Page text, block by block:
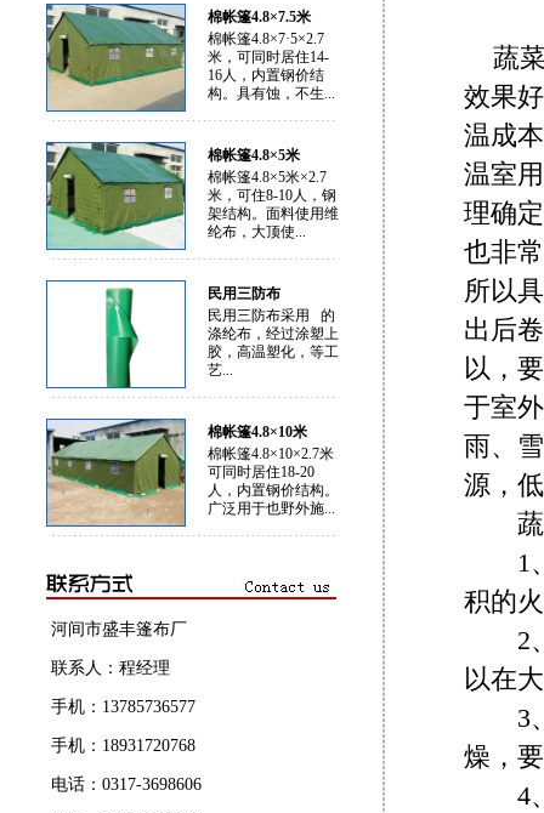
棉帐篷4.8×7.5米
棉帐篷4.8×7·5×2.7
米，可同时居住14-
16人，内置钢价结
构。具有蚀，不生...
棉帐篷4.8×5米
棉帐篷4.8×5米×2.7
米，可住8-10人，钢
架结构。面料使用维
纶布，大顶使...
民用三防布
民用三防布采用 的
涤纶布，经过涂塑上
胶，高温塑化，等工
艺...
棉帐篷4.8×10米
棉帐篷4.8×10×2.7米
可同时居住18-20
人，内置钢价结构。
广泛用于也野外施...
河间市盛丰篷布厂
联系人：程经理
手机：13785736577
手机：18931720768
电话：0317-3698606
蔬
效果
温成
温室
理确
也非
所以
出后
以，
于室
雨、
源，
蔬
1、
积的
2、
以在
3、
燥，
4、